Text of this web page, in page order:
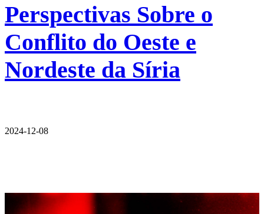
Perspectivas Sobre o
Conflito do Oeste e
Nordeste da Síria
2024-12-08